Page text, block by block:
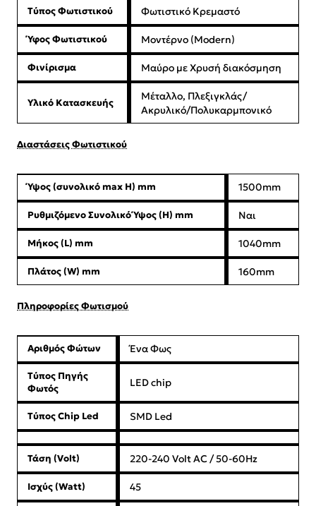
Τύπος Φωτιστικού Φωτιστικό Κρεμαστό
Ύφος Φωτιστικού Μοντέρνο (Modern)
Φινίρισμα Μαύρο με Χρυσή διακόσμηση
Υλικό Κατασκευής
Μέταλλο, Πλεξιγκλάς/
Ακρυλικό/Πολυκαρμπονικό
Διαστάσεις Φωτιστικού
Ύψος (συνολικό max H) mm 1500mm
Ρυθμιζόμενο Συνολικό Ύψος (Η) mm Ναι
Μήκος (L) mm 1040mm
Πλάτος (W) mm 160mm
Πληροφορίες Φωτισμού
Αριθμός Φώτων Ένα Φως
Τύπος Πηγής
Φωτός
LED chip
Τύπος Chip Led SMD Led
Τάση (Volt) 220-240 Volt AC / 50-60Hz
Ισχύς (Watt) 45